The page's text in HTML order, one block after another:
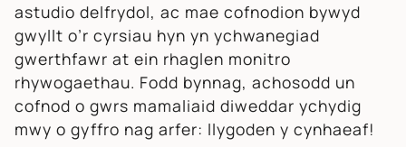
astudio delfrydol, ac mae cofnodion bywyd
gwyllt o’r cyrsiau hyn yn ychwanegiad
gwerthfawr at ein rhaglen monitro
rhywogaethau. Fodd bynnag, achosodd un
cofnod o gwrs mamaliaid diweddar ychydig
mwy o gyffro nag arfer: llygoden y cynhaeaf!